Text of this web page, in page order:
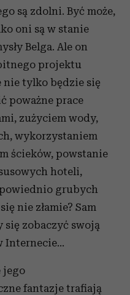
podczas
są zdolni. Być może,
oni są w stanie
Belga. Ale on
projektu
nie tylko będzie się
poważne prace
zużyciem wody,
wykorzystaniem
ścieków, powstanie
hoteli,
grubych
nie złamie? Sam
się zobaczyć swoją
Internecie…
jego
fantazje trafiają